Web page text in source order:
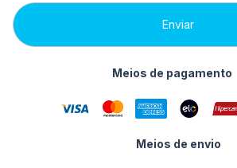
Meios de pagamento
Meios de envio